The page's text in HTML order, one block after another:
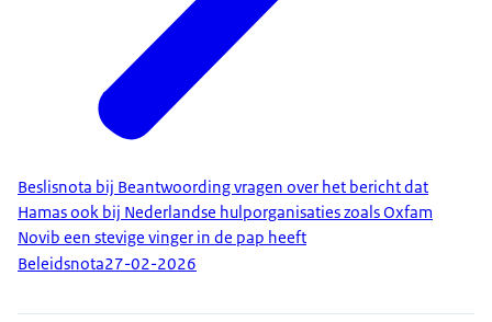
Beslisnota bij Beantwoording vragen over het bericht dat
Hamas ook bij Nederlandse hulporganisaties zoals Oxfam
Novib een stevige vinger in de pap heeft
Beleidsnota27-02-2026